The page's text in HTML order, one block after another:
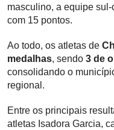
masculino, a equipe
com 15 pontos.
Ao todo, os atletas de
medalhas, sendo 3 de
consolidando o
regional.
Entre os principais
atletas Isadora Garcia,